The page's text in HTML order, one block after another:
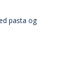
pasta og